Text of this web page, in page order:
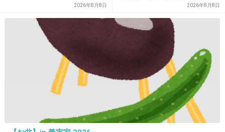
-5
2014/06/24(火) 12:45:37
票数少ない子の立場…
-4
2026年8月8日
貯められない…一方、子育て
していない人は潤沢な資金で
悠々老後だと歪んでいるので
は？→様々な意見
2026年8月8日